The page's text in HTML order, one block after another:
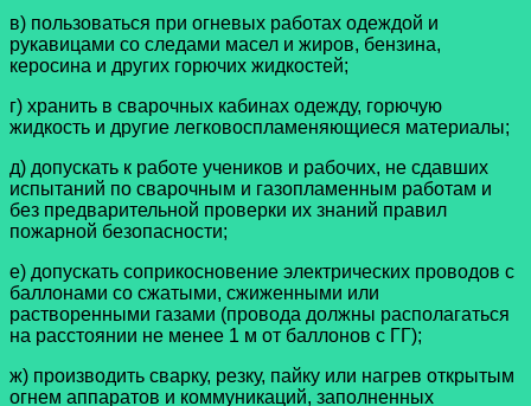
в) пользоваться при огневых работах одеждой и
рукавицами со следами масел и жиров, бензина,
керосина и других горючих жидкостей;
г) хранить в сварочных кабинах одежду, горючую
жидкость и другие легковоспламеняющиеся материалы;
д) допускать к работе учеников и рабочих, не сдавших
испытаний по сварочным и газопламенным работам и
без предварительной проверки их знаний правил
пожарной безопасности;
е) допускать соприкосновение электрических проводов с
баллонами со сжатыми, сжиженными или
растворенными газами (провода должны располагаться
на расстоянии не менее 1 м от баллонов с ГГ);
ж) производить сварку, резку, пайку или нагрев открытым
огнем аппаратов и коммуникаций, заполненных